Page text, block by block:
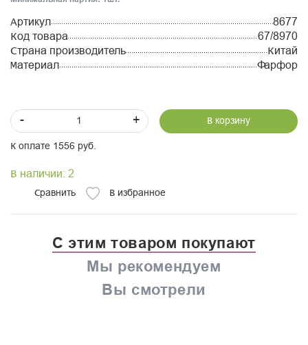
Артикул
8677
Код товара
67/8970
Страна производитель
Китай
Материал
Фарфор
- + В корзину
К оплате 1556 руб.
В наличии: 2
Сравнить В избранное
С этим товаром покупают
Мы рекомендуем
Вы смотрели